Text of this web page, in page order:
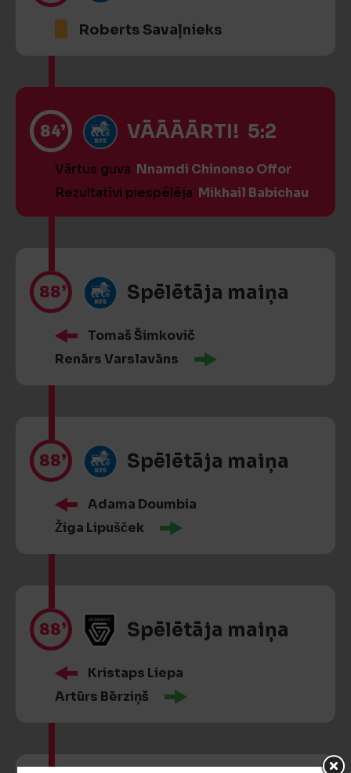
Roberts Savaļnieks
84’ VĀĀĀĀRTI! 5:2
Vārtus guva Nnamdi Chinonso Offor
Rezultatīvi piespēlēja Mikhail Babichau
88’ Spēlētāja maiņa
Tomaš Šimkovič
Renārs Varslavāns
88’ Spēlētāja maiņa
Adama Doumbia
Žiga Lipušček
88’ Spēlētāja maiņa
Kristaps Liepa
Artūrs Bērziņš